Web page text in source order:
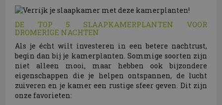
DE TOP 5 SLAAPKAMERPLANTEN VOOR
DROMERIGE NACHTEN
Als je écht wilt investeren in een betere nachtrust,
begin dan bij je kamerplanten. Sommige soorten zijn
niet alleen mooi, maar hebben ook bijzondere
eigenschappen die je helpen ontspannen, de lucht
zuiveren en je kamer een rustige sfeer geven. Dit zijn
onze favorieten: